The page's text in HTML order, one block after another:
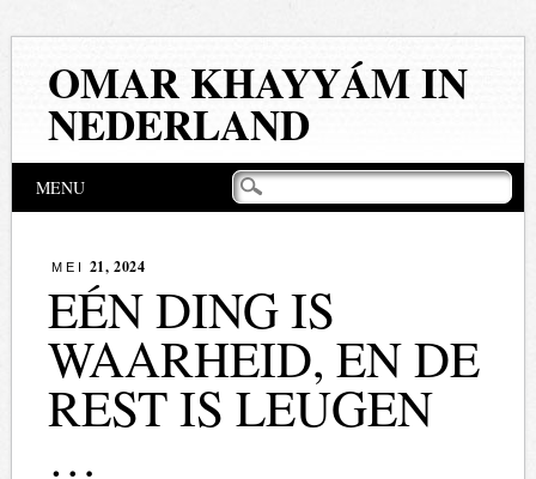
OMAR KHAYYÁM IN
NEDERLAND
Hoofdmenu
MENU
MEI 21, 2024
EÉN DING IS
WAARHEID, EN DE
REST IS LEUGEN
…